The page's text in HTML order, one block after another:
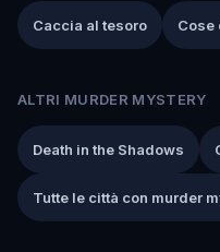
Caccia al tesoro Cose
ALTRI MURDER MYSTERY
Death in the Shadows
Tutte le città con murder